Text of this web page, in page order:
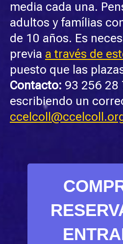
media cada una.
adultos y famílias
de 10 años. Es
previa a través de
puesto que las
Contacto: 93 256 28
escribiendo un